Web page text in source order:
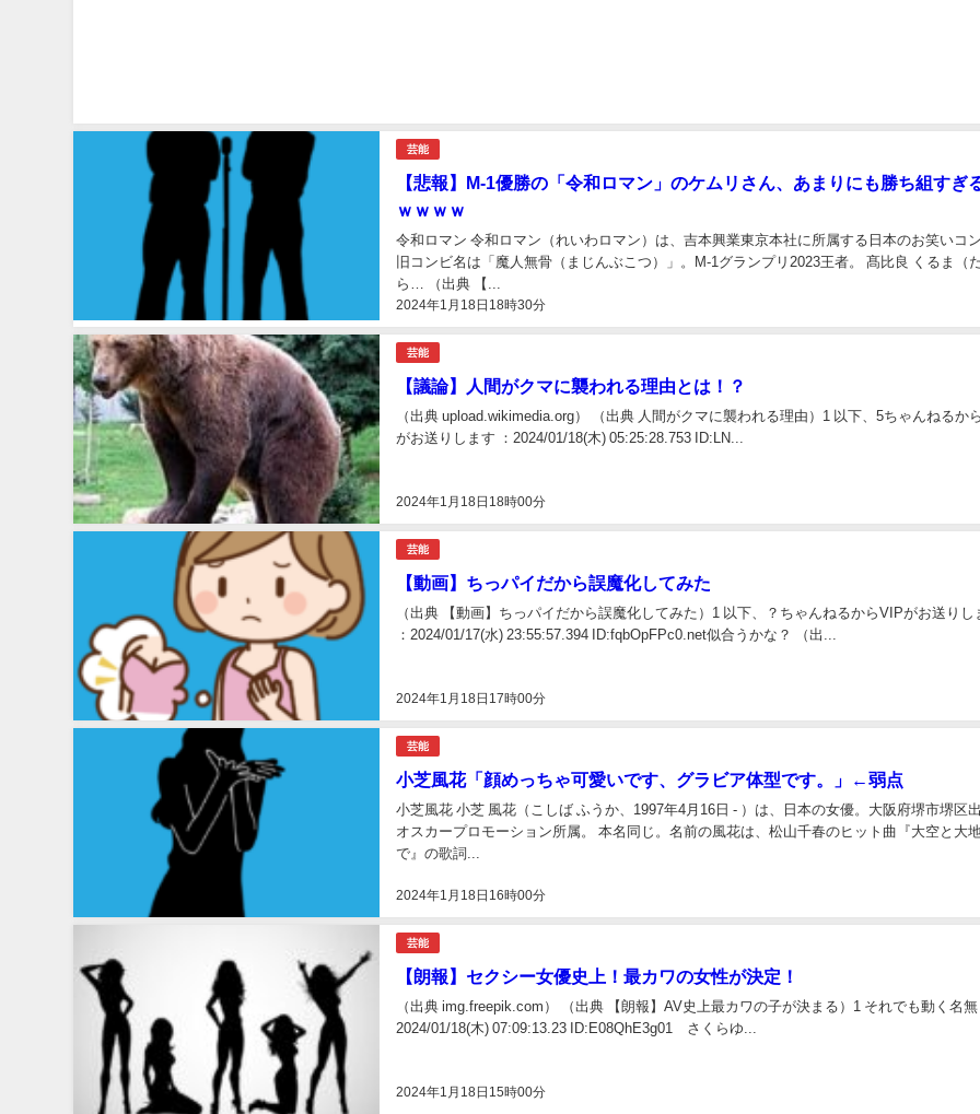
芸能
【悲報】M-1優勝の「令和ロマン」のケムリさん、あまりにも勝ち組すぎ
ｗｗｗｗ
2024年1月18日18時30分
令和ロマン 令和ロマン（れいわロマン）は、吉本興業東京本社に所属する日本のお笑いコン
旧コンビ名は「魔人無骨（まじんぶこつ）」。M-1グランプリ2023王者。 髙比良 くるま（
ら… （出典 【...
芸能
【議論】人間がクマに襲われる理由とは！？
2024年1月18日18時00分
（出典 upload.wikimedia.org） （出典 人間がクマに襲われる理由）1 以下、5ちゃんねるか
がお送りします ：2024/01/18(木) 05:25:28.753 ID:LN...
芸能
【動画】ちっパイだから誤魔化してみた
2024年1月18日17時00分
（出典 【動画】ちっパイだから誤魔化してみた）1 以下、？ちゃんねるからVIPがお送りし
：2024/01/17(水) 23:55:57.394 ID:fqbOpFPc0.net似合うかな？ （出...
芸能
小芝風花「顔めっちゃ可愛いです、グラビア体型です。」←弱点
2024年1月18日16時00分
小芝風花 小芝 風花（こしば ふうか、1997年4月16日 - ）は、日本の女優。大阪府堺市堺区出
オスカープロモーション所属。 本名同じ。名前の風花は、松山千春のヒット曲『大空と大
で』の歌詞...
芸能
【朗報】セクシー女優史上！最カワの女性が決定！
2024年1月18日15時00分
（出典 img.freepik.com） （出典 【朗報】AV史上最カワの子が決まる）1 それでも動く名無
2024/01/18(木) 07:09:13.23 ID:E08QhE3g01 さくらゆ...